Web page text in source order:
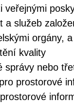
veřejnými
a služeb
orgány,
kvality
správy nebo
prostorové